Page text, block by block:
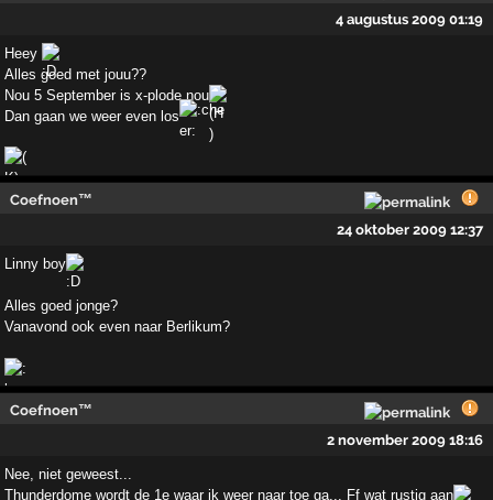
4 augustus 2009 01:19
Heey
Alles goed met jouu??
Nou 5 September is x-plode nou
Dan gaan we weer even los
Coefnoen™
24 oktober 2009 12:37
Linny boy
Alles goed jonge?
Vanavond ook even naar Berlikum?
Coefnoen™
2 november 2009 18:16
Nee, niet geweest...
Thunderdome wordt de 1e waar ik weer naar toe ga... Ff wat rustig aan